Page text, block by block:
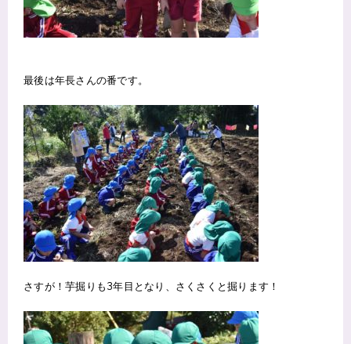
最後は年長さんの番です。
さすが！芋掘りも3年目となり、さくさくと掘ります！